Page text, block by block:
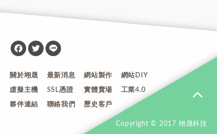
Facebook
Twitter
關於翊晟 最新消息 網站製作 網站DIY
虛擬主機 SSL憑證 實體賣場 工業4.0
夥伴連結 聯絡我們 歷史客戶
Copyright © 2017 翊晟科技